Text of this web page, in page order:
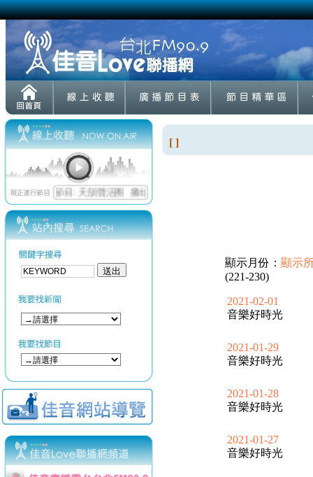
[ ]
顯示月份： 顯示
(221-230)
2021-02-01
音樂好時光
2021-01-29
音樂好時光
2021-01-28
音樂好時光
2021-01-27
音樂好時光